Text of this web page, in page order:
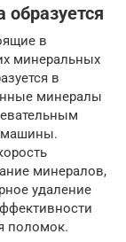
образуется
в
минеральных
в
минералы
минералов,
удаление
поломок.